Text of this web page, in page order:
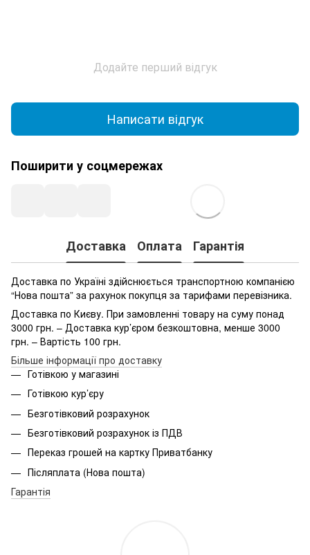
Додайте перший відгук
Написати відгук
Поширити у соцмережах
Доставка Оплата Гарантія
Доставка по Україні здійснюється транспортною компанією
“Нова пошта” за рахунок покупця за тарифами перевізника.
Доставка по Києву. При замовленні товару на суму понад
3000 грн. – Доставка кур’єром безкоштовна, менше 3000
грн. – Вартість 100 грн.
Більше інформації про доставку
Готівкою у магазині
Готівкою кур’єру
Безготівковий розрахунок
Безготівковий розрахунок із ПДВ
Переказ грошей на картку Приватбанку
Післяплата (Нова пошта)
Гарантія